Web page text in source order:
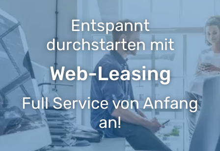
Entspannt
durchstarten mit
Web-Leasing
Full Service von Anfang
an!